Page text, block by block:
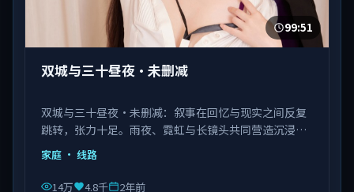
99:51
双城与三十昼夜·未删减
双城与三十昼夜·未删减：叙事在回忆与现实之间反复
跳转，张力十足。雨夜、霓虹与长镜头共同营造沉浸氛
围。由陈凯歌执导，佟丽娅、马丽、瑛太等主演，韩国
出品，类型为家庭。
家庭 · 线路
14万 4.8千 2年前